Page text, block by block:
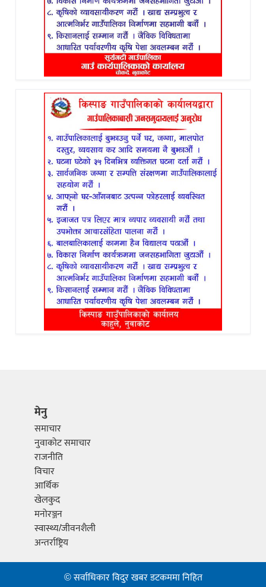
मेनु
समाचार
नुवाकोट समाचार
राजनीति
विचार
आर्थिक
खेलकुद
मनोरञ्जन
स्वास्थ्य/जीवनशैली
अन्तर्राष्ट्रिय
© सर्वाधिकार विदुर खबर डटकममा निहित